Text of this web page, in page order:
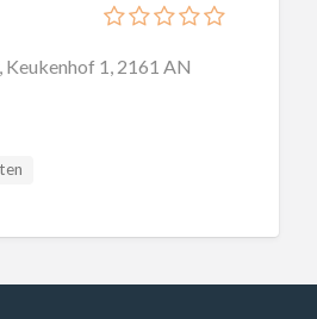
Keukenhof 1, 2161 AN